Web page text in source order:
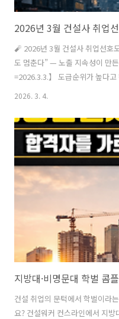
🧨 2026년 3월 건설사 취업선호
도 멈춘다” — 노출 지속성이 만
=2026.3.3.】 도급순위가 높다
시대는 지났다. 2026년 3월 건설
등락이 아니다. 이는 ‘채용 노출
다.🔝 2026년 3월 종합건설사
평가 순위 · 대표 브랜드)삼성
테이트·디에이치)DL이앤씨 (4
(6위 · 힐스테이트)HDC현대산
2026. 3. 4.
건설 취업의 문턱에서 학벌이라
요? 건설워커 컨스라인에서 지